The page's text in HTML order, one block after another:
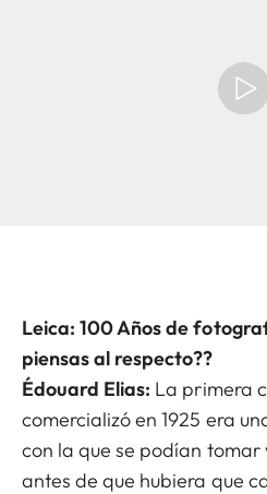
Leica: 100 Años de
piensas al respecto??
Édouard Elias: La primera
comercializó en 1925 era
con la que se podían
antes de que hubiera que